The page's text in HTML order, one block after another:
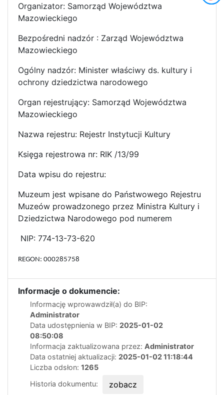
Organizator: Samorząd Województwa
Mazowieckiego
Bezpośredni nadzór : Zarząd Województwa
Mazowieckiego
Ogólny nadzór: Minister właściwy ds. kultury i
ochrony dziedzictwa narodowego
Organ rejestrujący: Samorząd Województwa
Mazowieckiego
Nazwa rejestru: Rejestr Instytucji Kultury
Księga rejestrowa nr: RIK /13/99
Data wpisu do rejestru:
Muzeum jest wpisane do Państwowego Rejestru
Muzeów prowadzonego przez Ministra Kultury i
Dziedzictwa Narodowego pod numerem
NIP: 774-13-73-620
REGON: 000285758
Informacje o dokumencie:
Informację wprowawdził(a) do BIP:
Administrator
Data udostępnienia w BIP: 2025-01-02
08:50:08
Informacja zaktualizowana przez: Administrator
Data ostatniej aktualizacji: 2025-01-02 11:18:44
Liczba odsłon: 1265
Historia dokumentu:
zobacz